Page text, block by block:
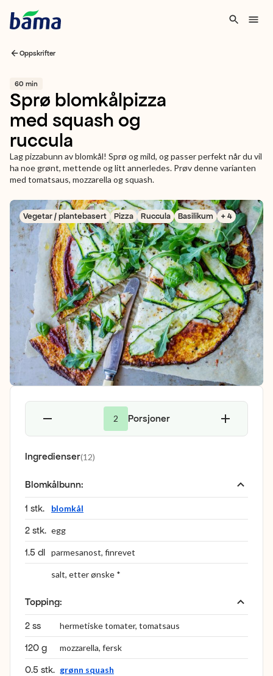
Oppskrifter
60 min
Sprø blomkålpizza
med squash og
ruccula
Lag pizzabunn av blomkål! Sprø og mild, og passer perfekt når du vil
ha noe grønt, mettende og litt annerledes. Prøv denne varianten
med tomatsaus, mozzarella og squash.
Vegetar / plantebasert Pizza Ruccula Basilikum + 4
2 Porsjoner
Ingredienser(12)
Blomkålbunn:
1 stk. blomkål
2 stk. egg
1.5 dl parmesanost, finrevet
salt, etter ønske *
Topping:
2 ss hermetiske tomater, tomatsaus
120 g mozzarella, fersk
0.5 stk. grønn squash